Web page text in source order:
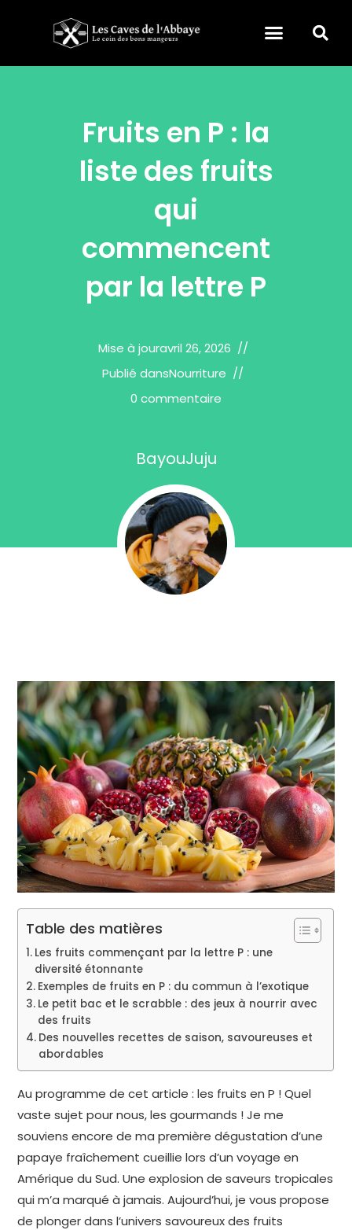
Fruits en P : la
liste des fruits
qui
commencent
par la lettre P
Mise à jouravril 26, 2026
Publié dansNourriture
0 commentaire
BayouJuju
Table des matières
Les fruits commençant par la lettre P : une
diversité étonnante
Exemples de fruits en P : du commun à l’exotique
Le petit bac et le scrabble : des jeux à nourrir avec
des fruits
Des nouvelles recettes de saison, savoureuses et
abordables
Au programme de cet article : les fruits en P ! Quel
vaste sujet pour nous, les gourmands ! Je me
souviens encore de ma première dégustation d’une
papaye fraîchement cueillie lors d’un voyage en
Amérique du Sud. Une explosion de saveurs tropicales
qui m’a marqué à jamais. Aujourd’hui, je vous propose
de plonger dans l’univers savoureux des fruits